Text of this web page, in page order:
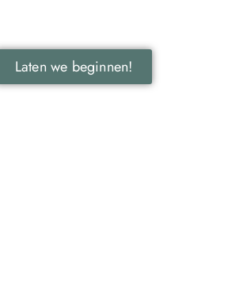
Laten we beginnen!